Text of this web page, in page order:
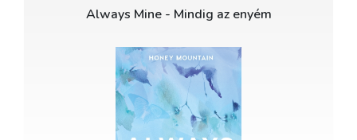
Always Mine - Mindig az enyém